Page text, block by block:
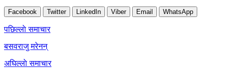
Facebook Twitter LinkedIn Viber Email WhatsApp
Post
navigation
पछिल्लाे समाचार
बसवराजु मरेनन्
अघिल्लाे समाचार